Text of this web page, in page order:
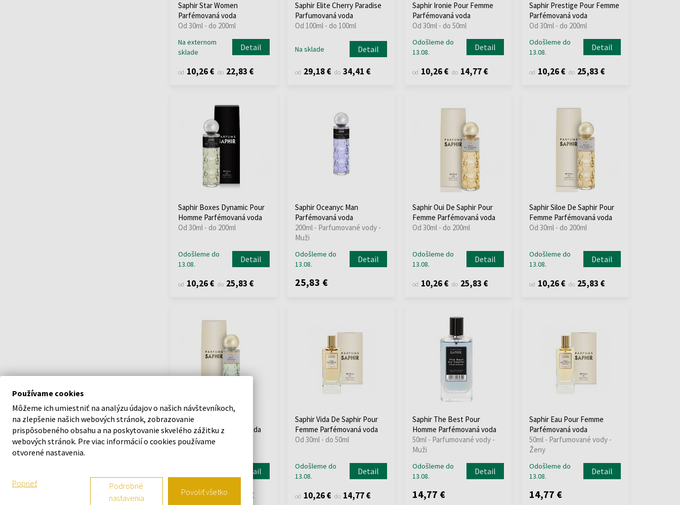
Saphir Star Women
Parfémovaná voda
Od 30ml - do 200ml
Na externom
sklade
Detail
od 10,26 € do 22,83 €
Saphir Elite Cherry Paradise
Parfumovaná voda
Od 100ml - do 100ml
Na sklade Detail
od 29,18 € do 34,41 €
Saphir Ironie Pour Femme
Parfémovaná voda
Od 30ml - do 50ml
Odošleme do
13.08.
Detail
od 10,26 € do 14,77 €
Saphir Prestige Pour Femme
Parfémovaná voda
Od 30ml - do 200ml
Odošleme do
13.08.
Detail
od 10,26 € do 25,83 €
Saphir Boxes Dynamic Pour
Homme Parfémovaná voda
Od 30ml - do 200ml
Odošleme do
13.08.
Detail
od 10,26 € do 25,83 €
Saphir Oceanyc Man
Parfémovaná voda
200ml - Parfumované vody -
Muži
Odošleme do
13.08.
Detail
25,83 €
Saphir Oui De Saphir Pour
Femme Parfémovaná voda
Od 30ml - do 200ml
Odošleme do
13.08.
Detail
od 10,26 € do 25,83 €
Saphir Siloe De Saphir Pour
Femme Parfémovaná voda
Od 30ml - do 200ml
Odošleme do
13.08.
Detail
od 10,26 € do 25,83 €
Saphir Sph Green Pour
Femme Parfémovaná voda
Od 30ml - do 200ml
13.08.
Detail
od 10,26 € do 25,83 €
Saphir Vida De Saphir Pour
Femme Parfémovaná voda
Od 30ml - do 50ml
Odošleme do
13.08.
Detail
od 10,26 € do 14,77 €
Saphir The Best Pour
Homme Parfémovaná voda
50ml - Parfumované vody -
Muži
Odošleme do
13.08.
Detail
14,77 €
Saphir Eau Pour Femme
Parfémovaná voda
50ml - Parfumované vody -
Ženy
Odošleme do
13.08.
Detail
14,77 €
Používame cookies
Môžeme ich umiestniť na analýzu údajov o našich návštevníkoch,
na zlepšenie našich webových stránok, zobrazovanie
prispôsobeného obsahu a na poskytovanie skvelého zážitku z
webových stránok. Pre viac informácií o cookies používame
otvorené nastavenia.
Poprieť
Podrobné
nastavenia
Povoliť všetko